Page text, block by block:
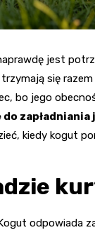
jest
się
bo jego
zapładniania
kiedy kogut
odpowiada